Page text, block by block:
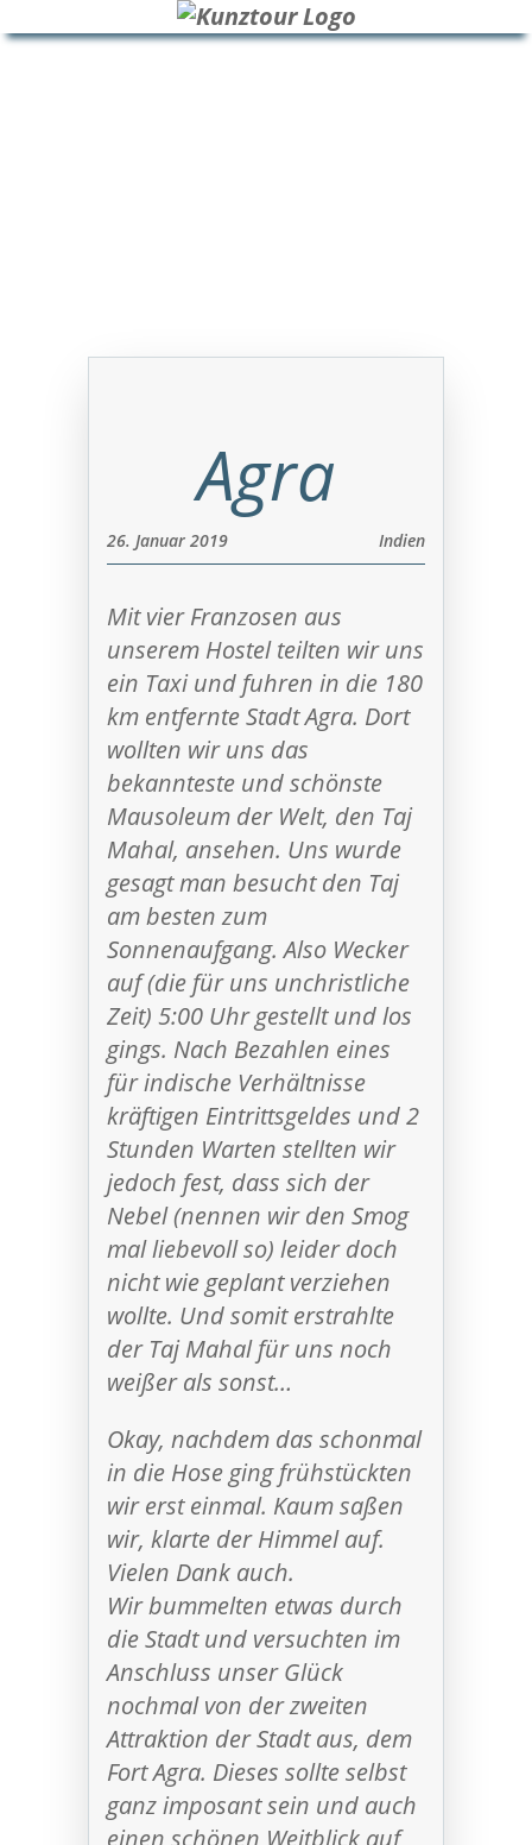
Agra
26. Januar 2019 Indien
Mit vier Franzosen aus
unserem Hostel teilten wir uns
ein Taxi und fuhren in die 180
km entfernte Stadt Agra. Dort
wollten wir uns das
bekannteste und schönste
Mausoleum der Welt, den Taj
Mahal, ansehen. Uns wurde
gesagt man besucht den Taj
am besten zum
Sonnenaufgang. Also Wecker
auf (die für uns unchristliche
Zeit) 5:00 Uhr gestellt und los
gings. Nach Bezahlen eines
für indische Verhältnisse
kräftigen Eintrittsgeldes und 2
Stunden Warten stellten wir
jedoch fest, dass sich der
Nebel (nennen wir den Smog
mal liebevoll so) leider doch
nicht wie geplant verziehen
wollte. Und somit erstrahlte
der Taj Mahal für uns noch
weißer als sonst…
Okay, nachdem das schonmal
in die Hose ging frühstückten
wir erst einmal. Kaum saßen
wir, klarte der Himmel auf.
Vielen Dank auch.
Wir bummelten etwas durch
die Stadt und versuchten im
Anschluss unser Glück
nochmal von der zweiten
Attraktion der Stadt aus, dem
Fort Agra. Dieses sollte selbst
ganz imposant sein und auch
einen schönen Weitblick auf